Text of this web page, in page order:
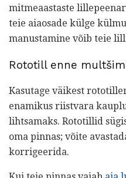
mitmeaastaste
teie aiaosade külge
manustamine võib teie
Rototill enne
Kasutage väikest
enamikus riistvara
lihtsamaks. Rototillid
oma pinnas; võite
korrigeerida.